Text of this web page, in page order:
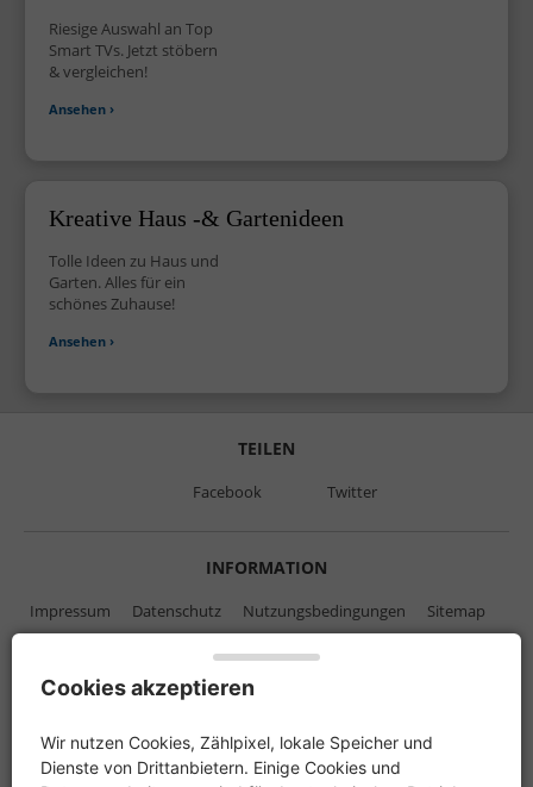
Riesige Auswahl an Top
Smart TVs. Jetzt stöbern
& vergleichen!
Ansehen ›
Kreative Haus -& Gartenideen
Tolle Ideen zu Haus und
Garten. Alles für ein
schönes Zuhause!
Ansehen ›
TEILEN
Facebook Twitter
INFORMATION
Impressum Datenschutz Nutzungsbedingungen Sitemap
NACHRICHTEN
Cookies akzeptieren
Wir nutzen Cookies, Zählpixel, lokale Speicher und
Dienste von Drittanbietern. Einige Cookies und